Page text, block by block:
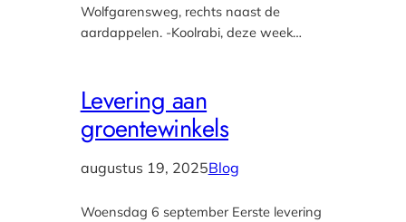
Wolfgarensweg, rechts naast de
aardappelen. -Koolrabi, deze week…
Levering aan
groentewinkels
augustus 19, 2025Blog
Woensdag 6 september Eerste levering